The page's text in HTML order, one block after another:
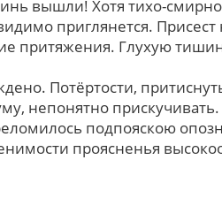
вышли! Хотя тихо-
приглянется.
притяжения. Глухую
Потёртости,
непонятно прискучивать.
подпояскою
проясненья